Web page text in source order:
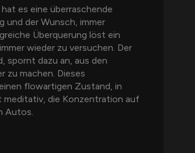
es eine überraschende
und der Wunsch, immer
Überquerung löst ein
wieder zu versuchen. Der
spornt dazu an, aus den
zu machen. Dieses
flowartigen Zustand, in
meditativ, die Konzentration auf
Autos.